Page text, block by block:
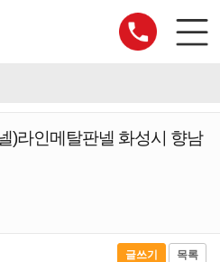
)라인메탈판넬 화성시 향남
글쓰기 목록